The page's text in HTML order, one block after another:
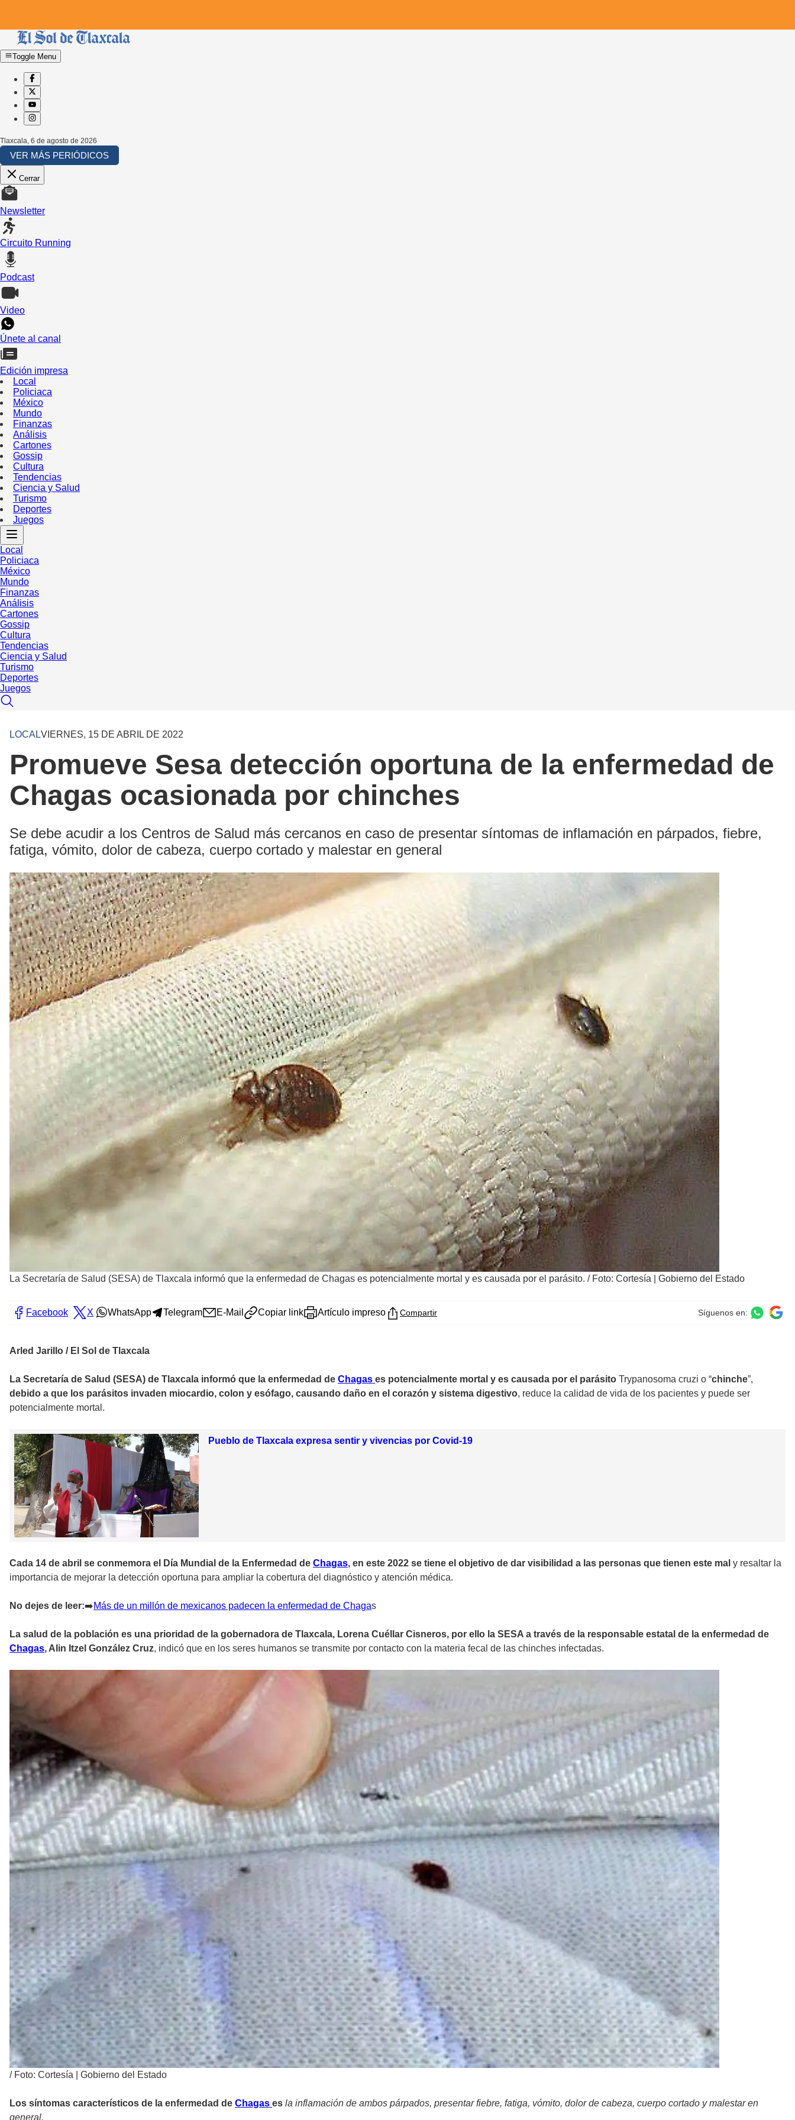
Toggle Menu
Tlaxcala 6 de agosto de 2026
VER MÁS PERIÓDICOS
Cerrar
Newsletter
Circuito Running
Podcast
Video
Únete al canal
Edición impresa
Local
Policiaca
México
Mundo
Finanzas
Análisis
Cartones
Gossip
Cultura
Tendencias
Ciencia y Salud
Turismo
Deportes
Juegos
Local
Policiaca
México
Mundo
Finanzas
Análisis
Cartones
Gossip
Cultura
Tendencias
Ciencia y Salud
Turismo
Deportes
Juegos
LOCALVIERNES, 15 DE ABRIL DE 2022
Promueve Sesa detección oportuna de la enfermedad de
Chagas ocasionada por chinches
Se debe acudir a los Centros de Salud más cercanos en caso de presentar síntomas de inflamación en párpados, fiebre,
fatiga, vómito, dolor de cabeza, cuerpo cortado y malestar en general
La Secretaría de Salud (SESA) de Tlaxcala informó que la enfermedad de Chagas es potencialmente mortal y es causada por el parásito. / Foto: Cortesía | Gobierno del Estado
Facebook X WhatsApp Telegram E-Mail Copiar link Artículo impreso Compartir Síguenos en:
Arled Jarillo / El Sol de Tlaxcala
La Secretaría de Salud (SESA) de Tlaxcala informó que la enfermedad de Chagas es potencialmente mortal y es causada por el parásito Trypanosoma cruzi o “chinche”,
debido a que los parásitos invaden miocardio, colon y esófago, causando daño en el corazón y sistema digestivo, reduce la calidad de vida de los pacientes y puede ser
potencialmente mortal.
Pueblo de Tlaxcala expresa sentir y vivencias por Covid-19
Cada 14 de abril se conmemora el Día Mundial de la Enfermedad de Chagas, en este 2022 se tiene el objetivo de dar visibilidad a las personas que tienen este mal y resaltar la
importancia de mejorar la detección oportuna para ampliar la cobertura del diagnóstico y atención médica.
No dejes de leer:➡️Más de un millón de mexicanos padecen la enfermedad de Chagas
La salud de la población es una prioridad de la gobernadora de Tlaxcala, Lorena Cuéllar Cisneros, por ello la SESA a través de la responsable estatal de la enfermedad de
Chagas, Alin Itzel González Cruz, indicó que en los seres humanos se transmite por contacto con la materia fecal de las chinches infectadas.
/ Foto: Cortesía | Gobierno del Estado
Los síntomas característicos de la enfermedad de Chagas es la inflamación de ambos párpados, presentar fiebre, fatiga, vómito, dolor de cabeza, cuerpo cortado y malestar en
general.